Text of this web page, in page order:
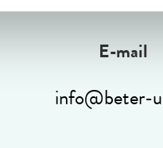
E-mail
info@beter-